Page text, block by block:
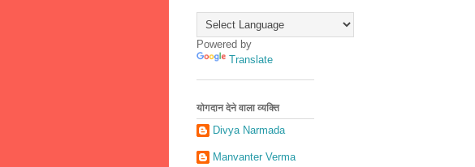
Powered by
Translate
योगदान देने वाला व्यक्ति
Divya Narmada
Manvanter Verma